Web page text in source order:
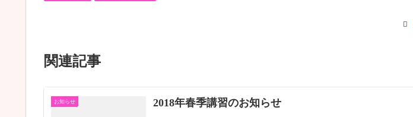
関連記事
お知らせ 2018年春季講習のお知らせ